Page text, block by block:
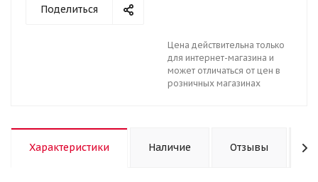
Поделиться
Цена действительна только
для интернет-магазина и
может отличаться от цен в
розничных магазинах
Характеристики Наличие Отзывы